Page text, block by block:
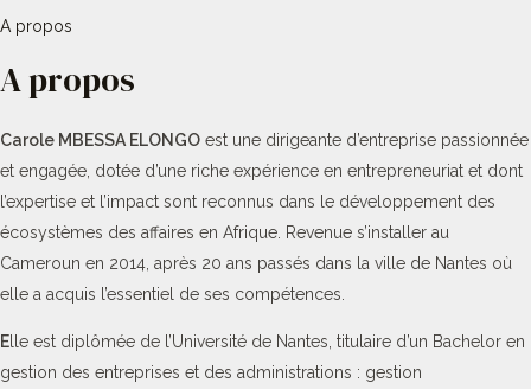
A propos
A propos
Carole MBESSA ELONGO est une dirigeante d’entreprise passionnée
et engagée, dotée d’une riche expérience en entrepreneuriat et dont
l’expertise et l’impact sont reconnus dans le développement des
écosystèmes des affaires en Afrique. Revenue s’installer au
Cameroun en 2014, après 20 ans passés dans la ville de Nantes où
elle a acquis l’essentiel de ses compétences.
E lle est diplômée de l’Université de Nantes, titulaire d’un Bachelor en
gestion des entreprises et des administrations : gestion